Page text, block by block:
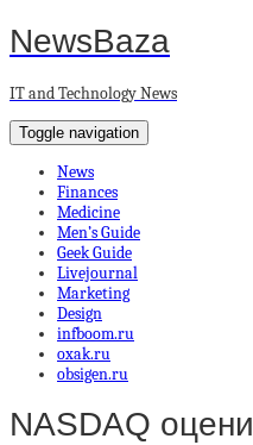
NewsBaza
IT and Technology News
Toggle navigation
News
Finances
Medicine
Men’s Guide
Geek Guide
Livejournal
Marketing
Design
infboom.ru
oxak.ru
obsigen.ru
NASDAQ